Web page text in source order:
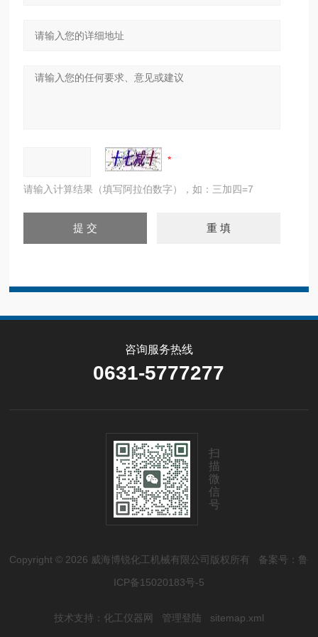
请输入计算结果（填写阿拉伯数字），如：三加四=7
咨询服务热线
0631-5777277
扫
描
微
信
号
Copyright © 2026 威海博锐化工机械有限公司版权所有 备案号：鲁
ICP备15020183号-5
技术支持： 化工仪器网 管理登陆 sitemap.xml